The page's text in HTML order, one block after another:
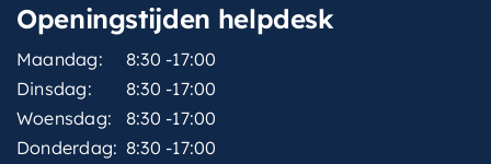
Openingstijden helpdesk
Maandag:
8:30 -17:00
Dinsdag:
8:30 -17:00
Woensdag:
8:30 -17:00
Donderdag: 8:30 -17:00